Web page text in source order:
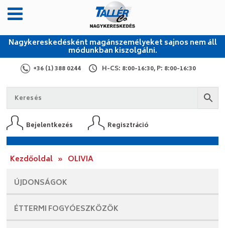
Nagykereskedésként magánszemélyeket sajnos nem áll
módunkban kiszolgálni.
+36 (1) 388 0244 H-CS: 8:00-16:30, P: 8:00-16:30
Bejelentkezés Regisztráció
Kezdőoldal » OLIVIA
ÚJDONSÁGOK
ÉTTERMI FOGYÓESZKÖZÖK